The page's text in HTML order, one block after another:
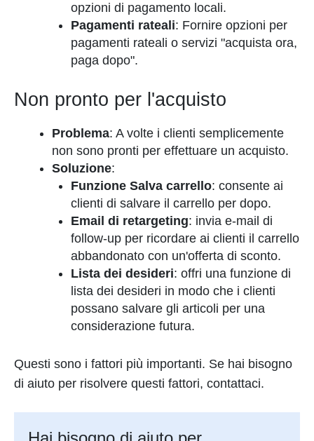
opzioni di pagamento locali.
Pagamenti rateali: Fornire opzioni per
pagamenti rateali o servizi "acquista ora,
paga dopo".
Non pronto per l'acquisto
Problema: A volte i clienti semplicemente
non sono pronti per effettuare un acquisto.
Soluzione:
Funzione Salva carrello: consente ai
clienti di salvare il carrello per dopo.
Email di retargeting: invia e-mail di
follow-up per ricordare ai clienti il carrello
abbandonato con un'offerta di sconto.
Lista dei desideri: offri una funzione di
lista dei desideri in modo che i clienti
possano salvare gli articoli per una
considerazione futura.
Questi sono i fattori più importanti. Se hai bisogno
di aiuto per risolvere questi fattori, contattaci.